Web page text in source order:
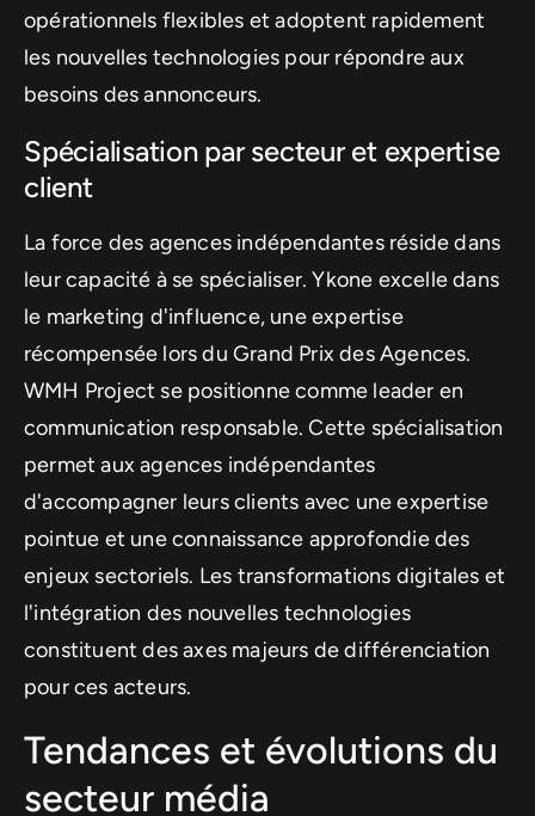
opérationnels flexibles et adoptent rapidement
les nouvelles technologies pour répondre aux
besoins des annonceurs.
Spécialisation par secteur et expertise
client
La force des agences indépendantes réside dans
leur capacité à se spécialiser. Ykone excelle dans
le marketing d'influence, une expertise
récompensée lors du Grand Prix des Agences.
WMH Project se positionne comme leader en
communication responsable. Cette spécialisation
permet aux agences indépendantes
d'accompagner leurs clients avec une expertise
pointue et une connaissance approfondie des
enjeux sectoriels. Les transformations digitales et
l'intégration des nouvelles technologies
constituent des axes majeurs de différenciation
pour ces acteurs.
Tendances et évolutions du
secteur média